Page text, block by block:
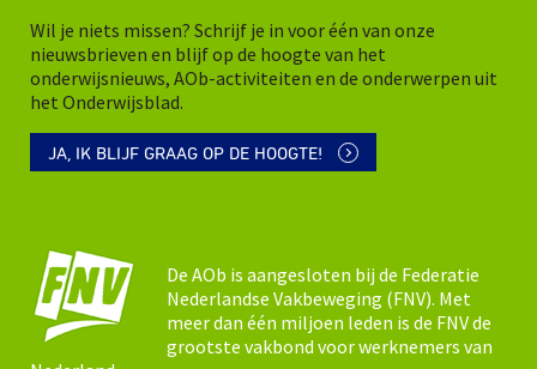
Wil je niets missen? Schrijf je in voor één van onze
nieuwsbrieven en blijf op de hoogte van het
onderwijsnieuws, AOb-activiteiten en de onderwerpen uit
het Onderwijsblad.
JA, IK BLIJF GRAAG OP DE HOOGTE!
De AOb is aangesloten bij de Federatie
Nederlandse Vakbeweging (FNV). Met
meer dan één miljoen leden is de FNV de
grootste vakbond voor werknemers van